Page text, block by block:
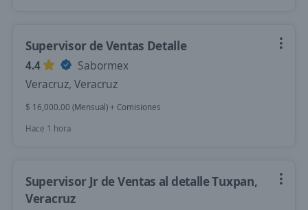
Supervisor de Ventas Detalle
4.4
Sabormex
Veracruz, Veracruz
$ 16,000.00 (Mensual) + Comisiones
Hace 1 hora
Supervisor Jr de Ventas al detalle Tuxpan,
Veracruz